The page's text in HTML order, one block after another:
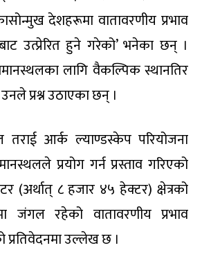
देशहरूमा वातावरणीय प्रभाव
उत्प्रेरित हुने गरेको’ भनेका छन् ।
विमानस्थलका लागि वैकल्पिक स्थानतिर
प्रश्न उठाएका छन् ।
तराई आर्क ल्याण्डस्केप परियोजना
प्रयोग गर्न प्रस्ताव गरिएको
(अर्थात् ८ हजार ४५ हेक्टर) क्षेत्रको
जंगल रहेको वातावरणीय प्रभाव
उल्लेख छ ।